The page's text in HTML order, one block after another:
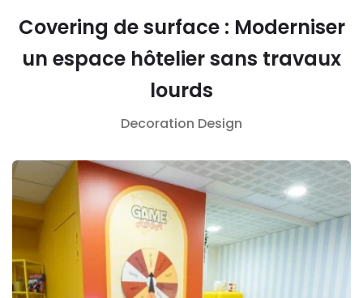
Covering de surface : Moderniser
un espace hôtelier sans travaux
lourds
Decoration Design